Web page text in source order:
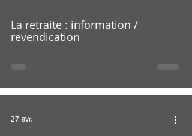
La retraite : information /
revendication
27 avr.